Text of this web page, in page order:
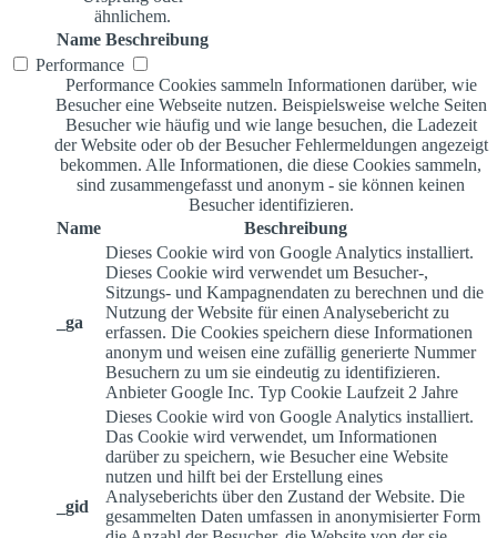
ähnlichem.
Name Beschreibung
Performance
Performance Cookies sammeln Informationen darüber, wie
Besucher eine Webseite nutzen. Beispielsweise welche Seiten
Besucher wie häufig und wie lange besuchen, die Ladezeit
der Website oder ob der Besucher Fehlermeldungen angezeigt
bekommen. Alle Informationen, die diese Cookies sammeln,
sind zusammengefasst und anonym - sie können keinen
Besucher identifizieren.
Name
Beschreibung
_ga
Dieses Cookie wird von Google Analytics installiert.
Dieses Cookie wird verwendet um Besucher-,
Sitzungs- und Kampagnendaten zu berechnen und die
Nutzung der Website für einen Analysebericht zu
erfassen. Die Cookies speichern diese Informationen
anonym und weisen eine zufällig generierte Nummer
Besuchern zu um sie eindeutig zu identifizieren.
Anbieter Google Inc. Typ Cookie Laufzeit 2 Jahre
_gid
Dieses Cookie wird von Google Analytics installiert.
Das Cookie wird verwendet, um Informationen
darüber zu speichern, wie Besucher eine Website
nutzen und hilft bei der Erstellung eines
Analyseberichts über den Zustand der Website. Die
gesammelten Daten umfassen in anonymisierter Form